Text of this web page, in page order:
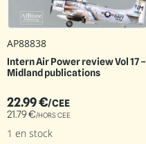
AP88838
Intern Air Power review Vol 17 –
Midland publications
22.99€/CEE
21.79€/HORS CEE
1 en stock